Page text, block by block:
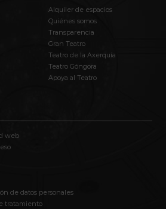
web
de datos personales
tratamiento
Alquiler de espacios
Quiénes somos
Transparencia
Gran Teatro
Teatro de la Axerquía
Teatro Góngora
Apoya al Teatro